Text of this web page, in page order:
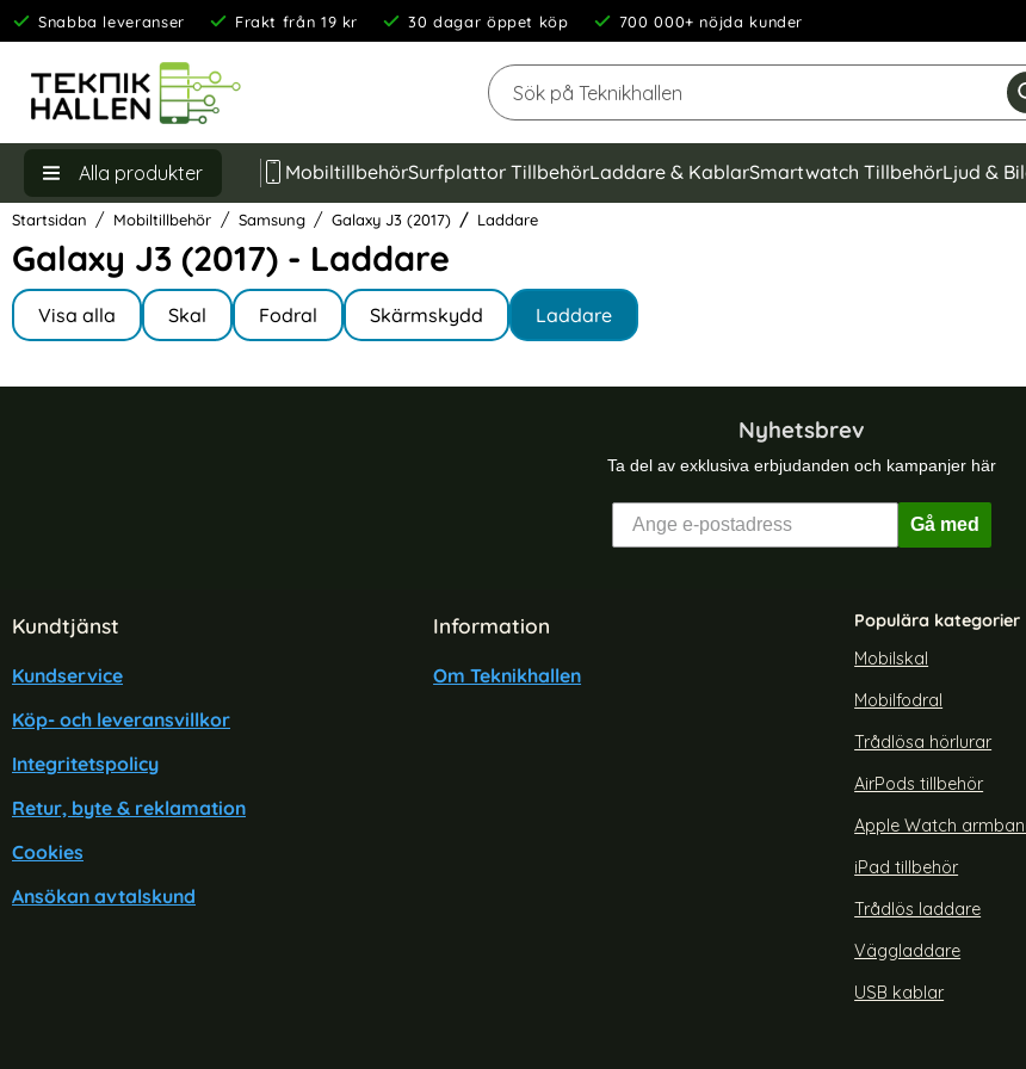
Snabba leveranser Frakt från 19 kr 30 dagar öppet köp 700 000+ nöjda kunder
Sök
Alla produkter MobiltillbehörSurfplattor TillbehörLaddare & KablarSmartwatch TillbehörLjud &
Startsidan Mobiltillbehör Samsung Galaxy J3 (2017) Laddare
Galaxy J3 (2017) - Laddare
Hoppa
produkter
Underkategorier
Visa alla
I Galaxy J3 (2017)
Skal Fodral Skärmskydd Laddare
Nyhetsbrev
Ta del av exklusiva erbjudanden och kampanjer här
Gå med
Sidfot Blandad info och länkar
Kundtjänst
Kundservice
Köp- och leveransvillkor
Integritetspolicy
Retur, byte & reklamation
Cookies
Ansökan avtalskund
Information
Om Teknikhallen
Populära kategorier
Mobilskal
Mobilfodral
Trådlösa hörlurar
AirPods tillbehör
Apple Watch
iPad tillbehör
Trådlös laddare
Väggladdare
USB kablar